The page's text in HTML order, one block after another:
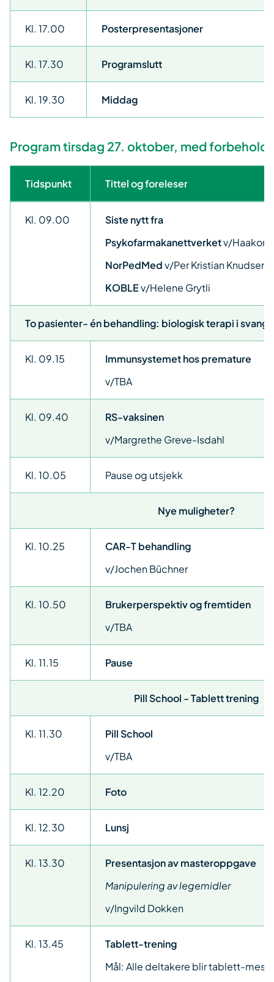
Kl. 17.00 Posterpresentasjoner
Kl. 17.30 Programslutt
Kl. 19.30 Middag
Program tirsdag 27. oktober, med forbehold
Tidspunkt Tittel og foreleser
Kl. 09.00
Siste nytt fra
Psykofarmakanettverketv/Haakon
NorPedMedv/Per Kristian Knudsen
KOBLEv/Helene Grytli
To pasienter- én behandling: biologisk terapi i
Kl. 09.15
Immunsystemet hos premature
v/TBA
Kl. 09.40
RS-vaksinen
v/Margrethe Greve-Isdahl
Kl. 10.05 Pause og utsjekk
Nye muligheter?
Kl. 10.25
CAR-T behandling
v/Jochen Büchner
Kl. 10.50
Brukerperspektiv og fremtiden
v/TBA
Kl. 11.15 Pause
Pill School - Tablett trening
Kl. 11.30
Pill School
v/TBA
Kl. 12.20 Foto
Kl. 12.30 Lunsj
Kl. 13.30
Presentasjon av masteroppgave
Manipulering av legemidler
v/Ingvild Dokken
Kl. 13.45
Tablett-trening
Mål: Alle deltakere blir tablett-